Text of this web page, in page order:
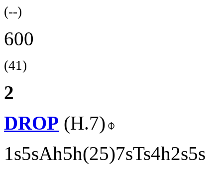
(--)
600
(41)
2
DROP (H.7)
1s5sAh5h(25)7sTs4h2s5s